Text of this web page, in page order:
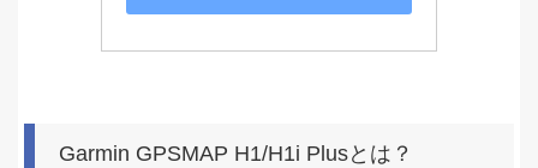
Garmin GPSMAP H1/H1i Plusとは？